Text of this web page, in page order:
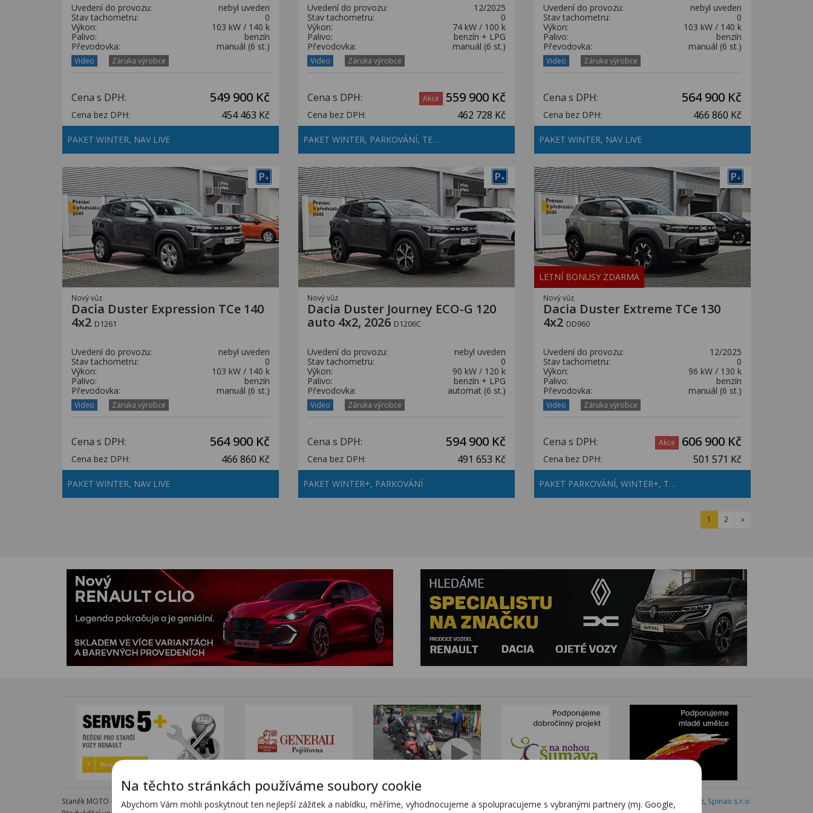
Uvedení do provozu:
nebyl uveden
Stav tachometru:
0
Výkon:
103 kW / 140 k
Palivo:
benzín
Převodovka:
manuál (6 st.)
Video Záruka výrobce
Cena s DPH: 549 900 Kč
Cena bez DPH: 454 463 Kč
PAKET WINTER, NAV LIVE
Uvedení do provozu:
12/2025
Stav tachometru:
0
Výkon:
74 kW / 100 k
Palivo:
benzín + LPG
Převodovka:
manuál (6 st.)
Video Záruka výrobce
Cena s DPH: Akce 559 900 Kč
Cena bez DPH: 462 728 Kč
PAKET WINTER, PARKOVÁNÍ, TE…
Uvedení do provozu:
nebyl uveden
Stav tachometru:
0
Výkon:
103 kW / 140 k
Palivo:
benzín
Převodovka:
manuál (6 st.)
Video Záruka výrobce
Cena s DPH: 564 900 Kč
Cena bez DPH: 466 860 Kč
PAKET WINTER, NAV LIVE
P+
Nový vůz
Dacia Duster Expression TCe 140
4x2 D1261
Uvedení do provozu:
nebyl uveden
Stav tachometru:
0
Výkon:
103 kW / 140 k
Palivo:
benzín
Převodovka:
manuál (6 st.)
Video Záruka výrobce
Cena s DPH: 564 900 Kč
Cena bez DPH: 466 860 Kč
PAKET WINTER, NAV LIVE
P+
Nový vůz
Dacia Duster Journey ECO-G 120
auto 4x2, 2026 D1206C
Uvedení do provozu:
nebyl uveden
Stav tachometru:
0
Výkon:
90 kW / 120 k
Palivo:
benzín + LPG
Převodovka:
automat (6 st.)
Video Záruka výrobce
Cena s DPH: 594 900 Kč
Cena bez DPH: 491 653 Kč
PAKET WINTER+, PARKOVÁNÍ
P+
LETNÍ BONUSY ZDARMA
Nový vůz
Dacia Duster Extreme TCe 130
4x2 DD960
Uvedení do provozu:
12/2025
Stav tachometru:
0
Výkon:
96 kW / 130 k
Palivo:
benzín
Převodovka:
manuál (6 st.)
Video Záruka výrobce
Cena s DPH: Akce 606 900 Kč
Cena bez DPH: 501 571 Kč
PAKET PARKOVÁNÍ, WINTER+, T…
1 2 »
Staněk MOTO - autorizovaný dealer KTM - e-shop s kompletním sortimentem KTMwww.stanekmoto.cz
Webdesign:Blovský.cz Spinao s.r.o.
Na těchto stránkách používáme soubory cookie
Abychom Vám mohli poskytnout ten nejlepší zážitek a nabídku, měříme, vyhodnocujeme a spolupracujeme s vybranými partnery (mj. Google,